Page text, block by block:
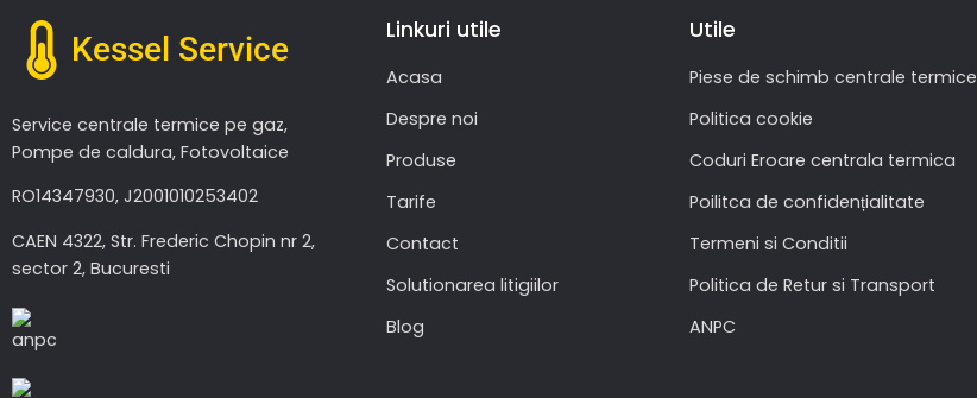
Kessel Service
Service centrale termice pe gaz,
Pompe de caldura, Fotovoltaice
RO14347930, J2001010253402
CAEN 4322, Str. Frederic Chopin nr 2,
sector 2, Bucuresti
Linkuri utile
Acasa
Despre noi
Produse
Tarife
Contact
Solutionarea litigiilor
Blog
Utile
Piese de schimb centrale termice
Politica cookie
Coduri Eroare centrala termica
Poilitca de confidențialitate
Termeni si Conditii
Politica de Retur si Transport
ANPC